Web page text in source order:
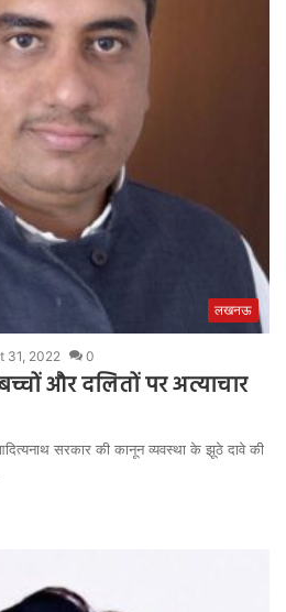
लखनऊ
31, 2022 0
और दलितों पर अत्याचार
सरकार की कानून व्यवस्था के झूठे दावे की